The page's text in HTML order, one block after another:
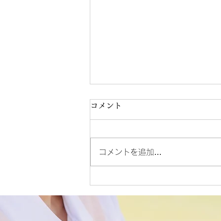
デイサービス 献立表
(R8.6/8)
コメント
コメントを追加…